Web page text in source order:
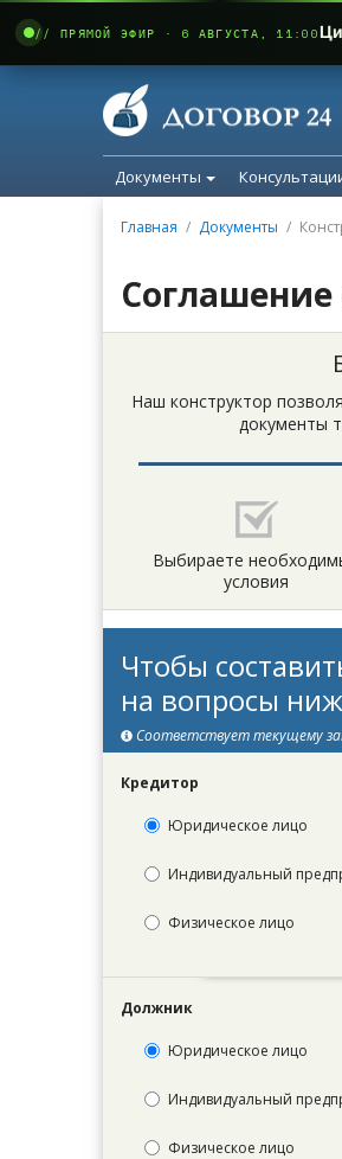
Документы
Главная Документы
Наш конструктор
документы
Выбираете
условия
Чтобы
на вопросы
Соответствует текущему
Кредитор
Юридическое лицо
Индивидуальный
Физическое лицо
Должник
Юридическое лицо
Индивидуальный
Физическое лицо
// ПРЯМОЙ ЭФИР · 6 АВГУСТА, 11:00